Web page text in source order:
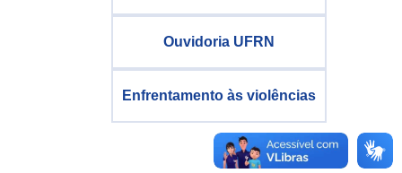
Ouvidoria UFRN
Enfrentamento às violências